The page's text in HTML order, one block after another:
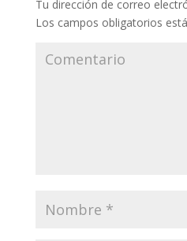
Tu dirección de correo
Los campos obligatorios